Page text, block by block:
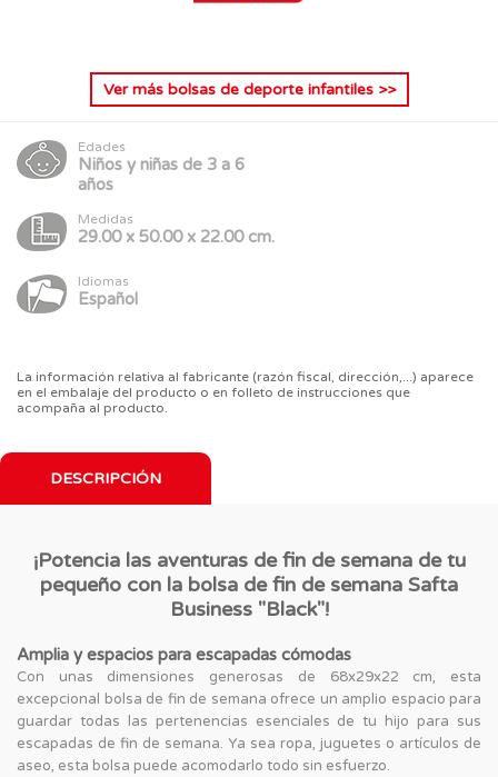
Ver más bolsas de deporte infantiles>>
Edades
Niños y niñas de 3 a 6
años
Medidas
29.00 x 50.00 x 22.00 cm.
Idiomas
Español
La información relativa al fabricante (razón fiscal, dirección,...) aparece
en el embalaje del producto o en folleto de instrucciones que
acompaña al producto.
DESCRIPCIÓN
¡Potencia las aventuras de fin de semana de tu
pequeño con la bolsa de fin de semana Safta
Business "Black"!
Amplia y espacios para escapadas cómodas
Con unas dimensiones generosas de 68x29x22 cm, esta
excepcional bolsa de fin de semana ofrece un amplio espacio para
guardar todas las pertenencias esenciales de tu hijo para sus
escapadas de fin de semana. Ya sea ropa, juguetes o artículos de
aseo, esta bolsa puede acomodarlo todo sin esfuerzo.